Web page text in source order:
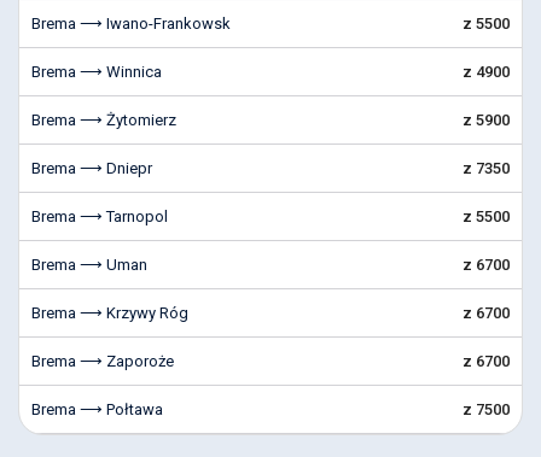
Brema ⟶ Iwano-Frankowsk z 5500
Brema ⟶ Winnica z 4900
Brema ⟶ Żytomierz z 5900
Brema ⟶ Dniepr z 7350
Brema ⟶ Tarnopol z 5500
Brema ⟶ Uman z 6700
Brema ⟶ Krzywy Róg z 6700
Brema ⟶ Zaporoże z 6700
Brema ⟶ Połtawa z 7500